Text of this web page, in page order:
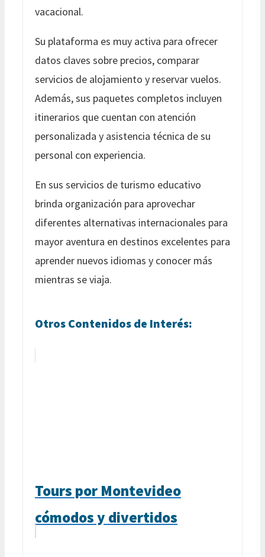
vacacional.
Su plataforma es muy activa para ofrecer
datos claves sobre precios, comparar
servicios de alojamiento y reservar vuelos.
Además, sus paquetes completos incluyen
itinerarios que cuentan con atención
personalizada y asistencia técnica de su
personal con experiencia.
En sus servicios de turismo educativo
brinda organización para aprovechar
diferentes alternativas internacionales para
mayor aventura en destinos excelentes para
aprender nuevos idiomas y conocer más
mientras se viaja.
Otros Contenidos de Interés:
Tours por Montevideo
cómodos y divertidos